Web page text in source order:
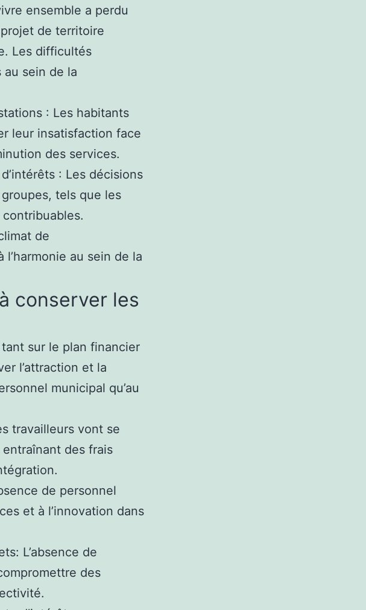
ensemble a perdu
de territoire
Les difficultés
sein de la
: Les habitants
leur insatisfaction face
des services.
: Les décisions
tels que les
de
au sein de la
conserver les
sur le plan financier
l’attraction et la
municipal qu’au
travailleurs vont se
des frais
de personnel
et à l’innovation dans
L’absence de
des